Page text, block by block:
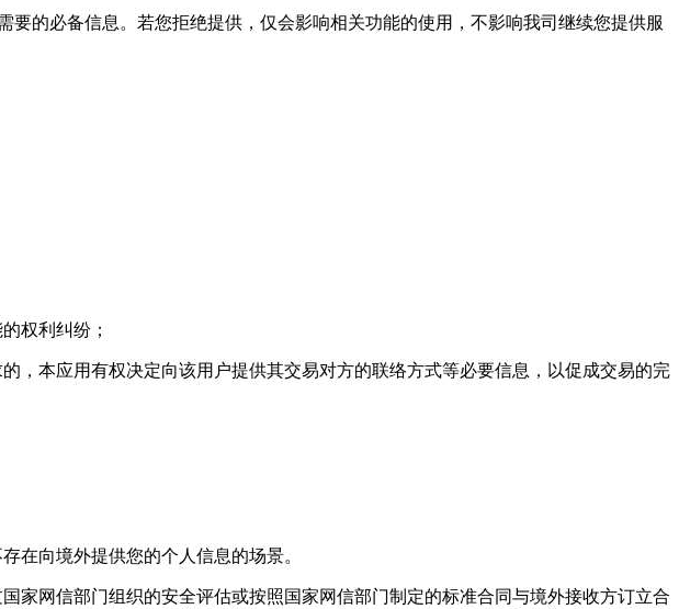
的必备信息。若您拒绝提供，仅会影响相关功能的使用，不影响我司继续您提供服
权利纠纷；
，本应用有权决定向该用户提供其交易对方的联络方式等必要信息，以促成交易的完
在向境外提供您的个人信息的场景。
家网信部门组织的安全评估或按照国家网信部门制定的标准合同与境外接收方订立合